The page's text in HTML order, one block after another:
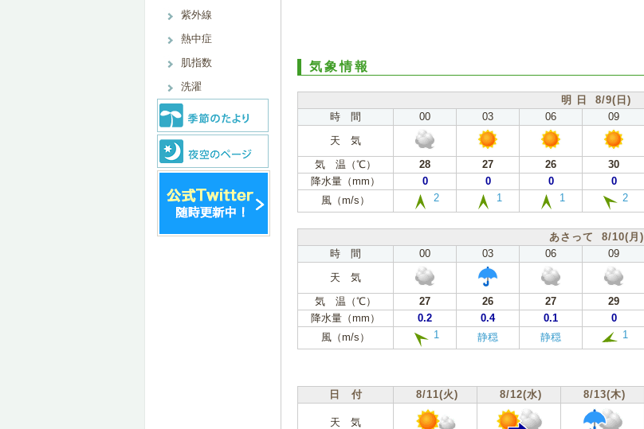
紫外線
熱中症
肌指数
洗濯
気象情報
明 日 8/9(日)
時 間
00 03 06 09
天 気
気 温（℃）
28 27 26 30
降水量（mm）
0 0 0 0
風（m/s）
2 1 1 2
あさって 8/10(月)
時 間
00 03 06 09
天 気
気 温（℃）
27 26 27 29
降水量（mm）
0.2 0.4 0.1 0
風（m/s）
1 静穏 静穏 1
日 付 8/11(火) 8/12(水) 8/13(木)
天 気